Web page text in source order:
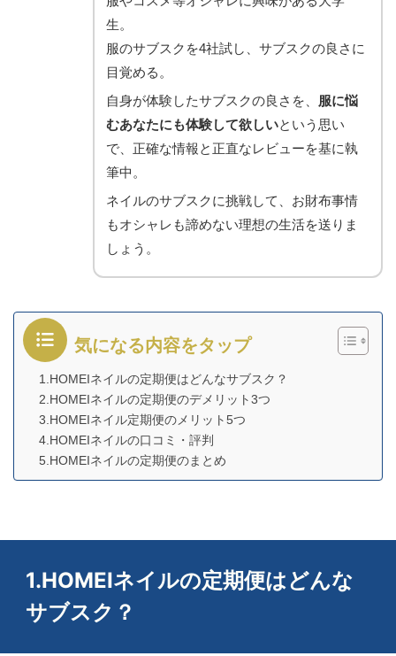
生。
服のサブスクを4社試し、サブスクの良さに
目覚める。
自身が体験したサブスクの良さを、 服に悩
むあなたにも体験して欲しいという思い
で、正確な情報と正直なレビューを基に執
筆中。
ネイルのサブスクに挑戦して、お財布事情
もオシャレも諦めない理想の生活を送りま
しょう。
気になる内容をタップ
1.HOMEIネイルの定期便はどんなサブスク？
2.HOMEIネイルの定期便のデメリット3つ
3.HOMEIネイル定期便のメリット5つ
4.HOMEIネイルの口コミ・評判
5.HOMEIネイルの定期便のまとめ
1.HOMEIネイルの定期便はどんな
サブスク？